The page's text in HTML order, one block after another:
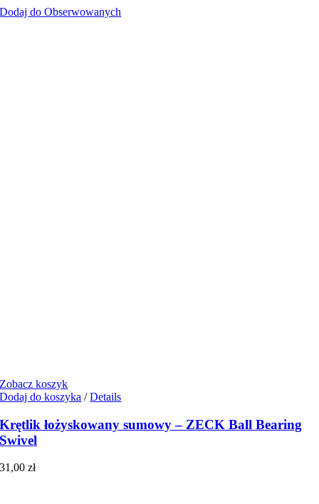
Dodaj do Obserwowanych
Zobacz koszyk
Dodaj do koszyka / Details
Krętlik łożyskowany sumowy – ZECK Ball Bearing
Swivel
31,00zł